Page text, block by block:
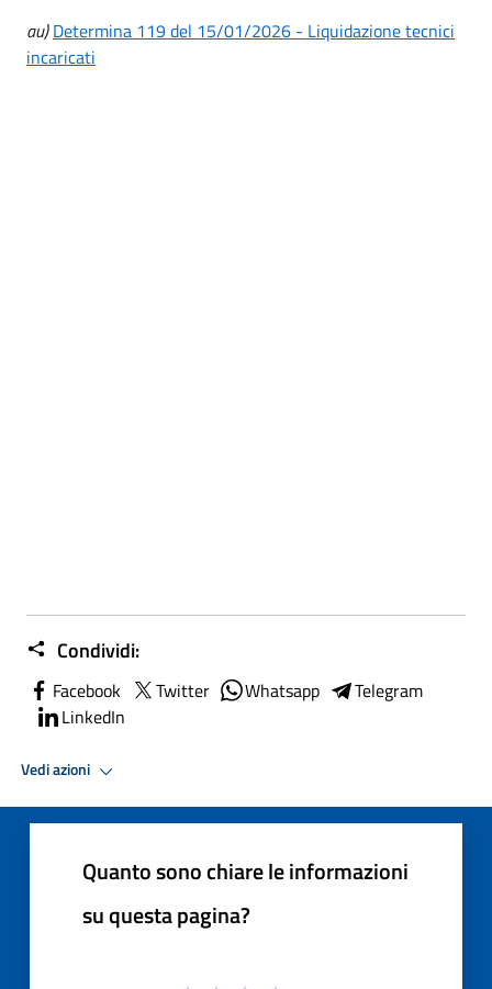
au)Determina 119 del 15/01/2026 - Liquidazione tecnici
incaricati
Condividi:
Facebook Twitter Whatsapp
Telegram
LinkedIn
Vedi azioni
Quanto sono chiare le informazioni
su questa pagina?